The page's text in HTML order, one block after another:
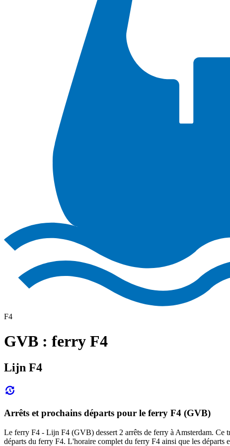
F4
GVB : ferry F4
Lijn F4
Arrêts et prochains départs pour le ferry F4 (GVB)
Le ferry F4 - Lijn F4 (GVB) dessert 2 arrêts de ferry à Amsterdam. Ce
départs du ferry F4. L'horaire complet du ferry F4 ainsi que les départs